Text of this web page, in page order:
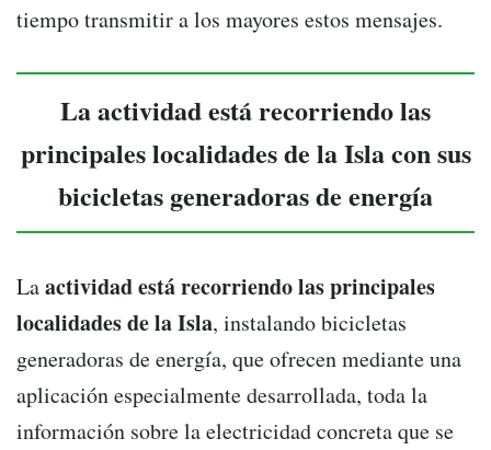
tiempo transmitir a los mayores estos mensajes.
La actividad está recorriendo las
principales localidades de la Isla con sus
bicicletas generadoras de energía
Laactividad está recorriendo las principales
localidades de la Isla, instalando bicicletas
generadoras de energía, que ofrecen mediante una
aplicación especialmente desarrollada, toda la
información sobre la electricidad concreta que se